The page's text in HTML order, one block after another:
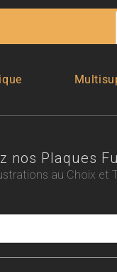
nos Plaques
au Choix et